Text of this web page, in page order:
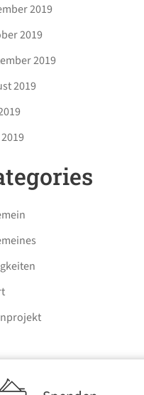
2019
2019
2019
2019